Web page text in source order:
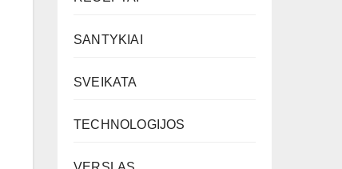
SANTYKIAI
SVEIKATA
TECHNOLOGIJOS